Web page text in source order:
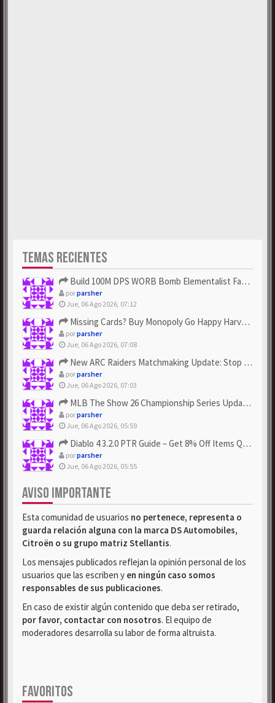
TEMAS RECIENTES
Build 100M DPS WORB Bomb Elementalist Fast - Grab POE Curren...
porparsher
Jue, 06 Ago 2026, 07:12
Missing Cards? Buy Monopoly Go Happy Harvest with Looney Tun...
porparsher
Jue, 06 Ago 2026, 07:08
New ARC Raiders Matchmaking Update: Stop Failed - Grab Bluep...
porparsher
Jue, 06 Ago 2026, 07:03
MLB The Show 26 Championship Series Update! Get Cheap & ...
porparsher
Jue, 06 Ago 2026, 05:59
Diablo 4 3.2.0 PTR Guide – Get 8% Off Items Quickly to Test ...
porparsher
Jue, 06 Ago 2026, 05:55
AVISO IMPORTANTE
Esta comunidad de usuarios no pertenece, representa o
guarda relación alguna con la marca DS Automobiles,
Citroën o su grupo matriz Stellantis.
Los mensajes publicados reflejan la opinión personal de los
usuarios que las escriben y en ningún caso somos
responsables de sus publicaciones.
En caso de existir algún contenido que deba ser retirado,
por favor, contactar con nosotros. El equipo de
moderadores desarrolla su labor de forma altruista.
FAVORITOS